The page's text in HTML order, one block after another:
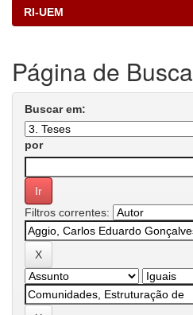
RI-UEM
Página de Busca
Buscar em:
por
Filtros correntes: